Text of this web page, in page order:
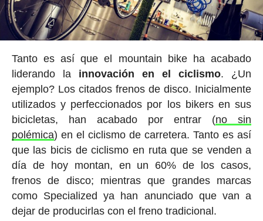
Tanto es así que el mountain bike ha acabado
liderando la innovación en el ciclismo. ¿Un
ejemplo? Los citados frenos de disco. Inicialmente
utilizados y perfeccionados por los bikers en sus
bicicletas, han acabado por entrar (no sin
polémica) en el ciclismo de carretera. Tanto es así
que las bicis de ciclismo en ruta que se venden a
día de hoy montan, en un 60% de los casos,
frenos de disco; mientras que grandes marcas
como Specialized ya han anunciado que van a
dejar de producirlas con el freno tradicional.